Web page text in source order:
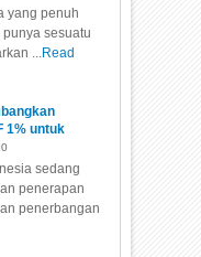
yang penuh
sesuatu
...Read
1% untuk
Mulai
0
sedang
penerapan
penerbangan